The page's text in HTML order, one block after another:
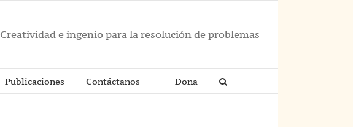
Creatividad e ingenio para la resolución de problemas
Publicaciones Contáctanos Dona